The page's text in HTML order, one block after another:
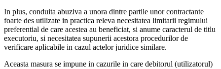
In plus, conduita abuziva a unora dintre partile unor contractante
foarte des utilizate in practica releva necesitatea limitarii regimului
preferential de care acestea au beneficiat, si anume caracterul de titlu
executoriu, si necesitatea supunerii acestora procedurilor de
verificare aplicabile in cazul actelor juridice similare.
Aceasta masura se impune in cazurile in care debitorul (utilizatorul)